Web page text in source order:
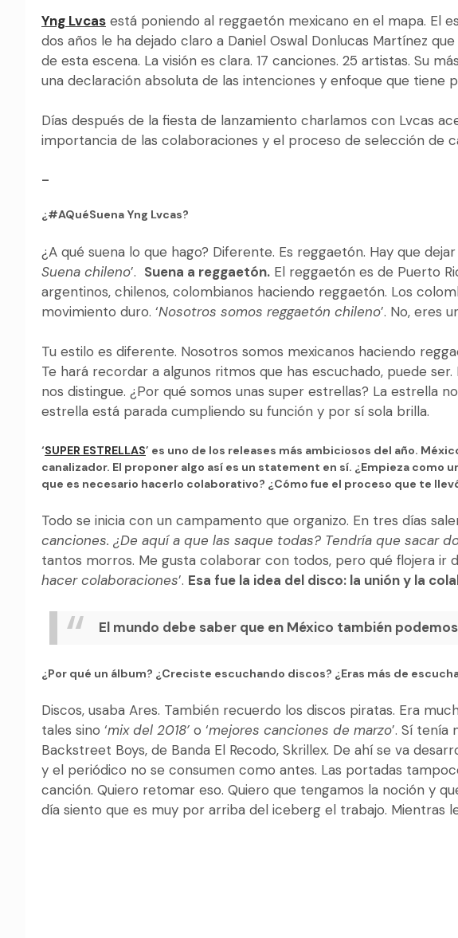
Yng Lvcas está poniendo al reggaetón mexicano en el mapa. El
dos años le ha dejado claro a Daniel Oswal Donlucas Martínez
de esta escena. La visión es clara. 17 canciones. 25 artistas. Su
una declaración absoluta de las intenciones y enfoque que tiene
Días después de la fiesta de lanzamiento charlamos con Lvcas
importancia de las colaboraciones y el proceso de selección de
–
¿#AQuéSuena Yng Lvcas?
¿A qué suena lo que hago? Diferente. Es reggaetón. Hay que
Suena chileno’. Suena a reggaetón. El reggaetón es de Puerto
argentinos, chilenos, colombianos haciendo reggaetón. Los
movimiento duro. ‘Nosotros somos reggaetón chileno’. No, eres
Tu estilo es diferente. Nosotros somos mexicanos haciendo
Te hará recordar a algunos ritmos que has escuchado, puede
nos distingue. ¿Por qué somos unas super estrellas? La estrella
estrella está parada cumpliendo su función y por sí sola brilla.
‘SUPER ESTRELLAS’ es uno de los releases más ambiciosos del año.
canalizador. El proponer algo así es un statement en sí. ¿Empieza como
que es necesario hacerlo colaborativo? ¿Cómo fue el proceso que te
Todo se inicia con un campamento que organizo. En tres días
canciones. ¿De aquí a que las saque todas? Tendría que sacar
tantos morros. Me gusta colaborar con todos, pero qué flojera ir
hacer colaboraciones’. Esa fue la idea del disco: la unión y la
El mundo debe saber que en México también
¿Por qué un álbum? ¿Creciste escuchando discos? ¿Eras más de
Discos, usaba Ares. También recuerdo los discos piratas. Era
tales sino ‘mix del 2018’ o ‘mejores canciones de marzo’. Sí tenía
Backstreet Boys, de Banda El Recodo, Skrillex. De ahí se va
y el periódico no se consumen como antes. Las portadas
canción. Quiero retomar eso. Quiero que tengamos la noción y
día siento que es muy por arriba del iceberg el trabajo. Mientras